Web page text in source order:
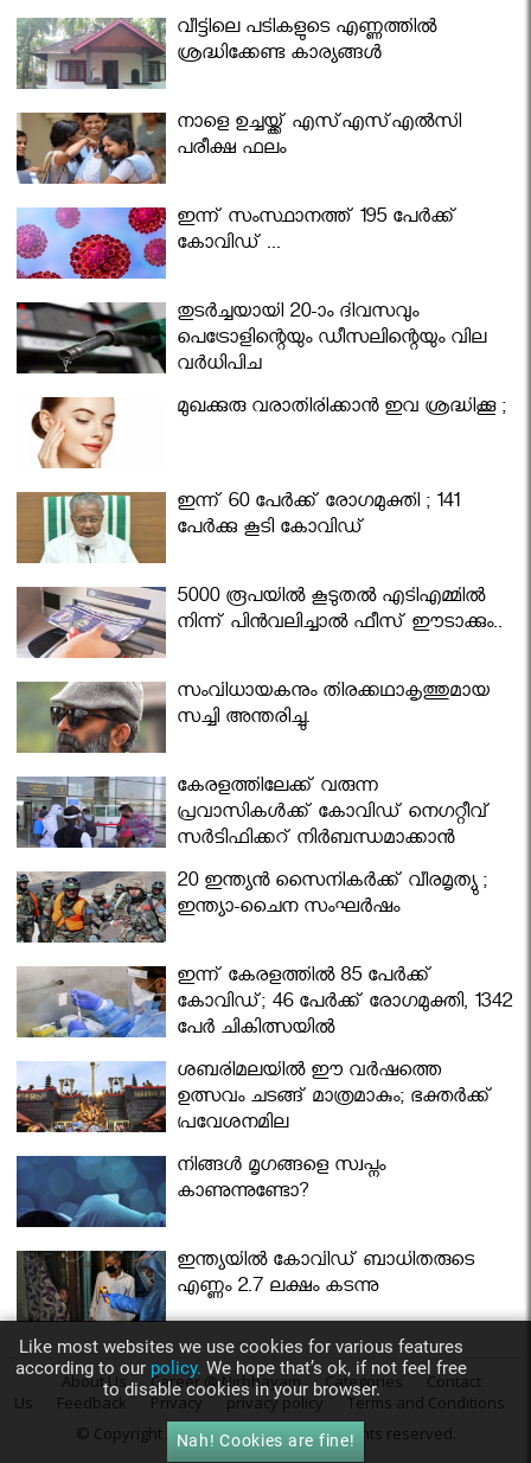
വീട്ടിലെ പടികളുടെ എണ്ണത്തിൽ
ശ്രദ്ധിക്കേണ്ട കാര്യങ്ങൾ
നാളെ ഉച്ചയ്ക്ക് എസ്എസ്എല്‍സി
പരീക്ഷ ഫലം
ഇന്ന് സംസ്ഥാനത്ത് 195 പേര്‍ക്ക്
കോവിഡ് ...
തുടർച്ചയായി 20-ാം ദിവസവും
പെട്രോളിന്റെയും ഡീസലിന്റെയും വില
വര്‍ധിപ്പിച്ചു
മുഖക്കുരു വരാതിരിക്കാന്‍ ഇവ ശ്രദ്ധിക്കൂ ;
ഇന്ന് 60 പേർക്ക് രോഗമുക്തി ; 141
പേര്‍ക്കു കൂടി കോവിഡ്
5000 രൂപയിൽ കൂടുതൽ എടിഎമ്മിൽ
നിന്ന് പിൻവലിച്ചാൽ ഫീസ് ഈടാക്കും..
സംവിധായകനും തിരക്കഥാകൃത്തുമായ
സച്ചി അന്തരിച്ചു.
കേരളത്തിലേക്ക് വരുന്ന
പ്രവാസികള്‍ക്ക് കോവിഡ് നെഗറ്റീവ്
സര്‍ട്ടിഫിക്കറ്റ് നിർബന്ധമാക്കാൻ
മന്ത്രിസഭ
20 ഇന്ത്യൻ സൈനികർക്ക് വീരമൃത്യു ;
ഇന്ത്യാ-ചൈന സംഘർഷം
ഇന്ന് കേരളത്തിൽ 85 പേർക്ക്
കോവിഡ്; 46 പേർക്ക് രോഗമുക്തി, 1342
പേർ ചികിത്സയിൽ
ശബരിമലയില്‍ ഈ വർഷത്തെ
ഉത്സവം ചടങ്ങ് മാത്രമാകും; ഭക്തർക്ക്
പ്രവേശനമില്ല
നിങ്ങള്‍ മൃഗങ്ങളെ സ്വപ്നം
കാണുന്നുണ്ടോ?
ഇന്ത്യയിൽ കോവിഡ് ബാധിതരുടെ
എണ്ണം 2.7 ലക്ഷം കടന്നു
About Us Career @ Nirbhayam Categories
Contact
Us
Feedback Privacy privacy policy
Terms and Conditions
© Copyright 2016Nirbhayam.com . All rights reserved.
Like most websites we use cookies for various features
according to our policy. We hope that’s ok, if not feel free
to disable cookies in your browser.
Nah! Cookies are fine!